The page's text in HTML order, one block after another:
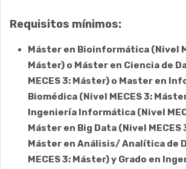
Requisitos mínimos:
Máster en Bioinformática (Nivel
Máster) o Máster en Ciencia de
MECES 3: Máster) o Master en
Biomédica (Nivel MECES 3:
Ingeniería Informática (Nivel
Máster en Big Data (Nivel MECES
Máster en Análisis/ Analítica de
MECES 3: Máster) y Grado en